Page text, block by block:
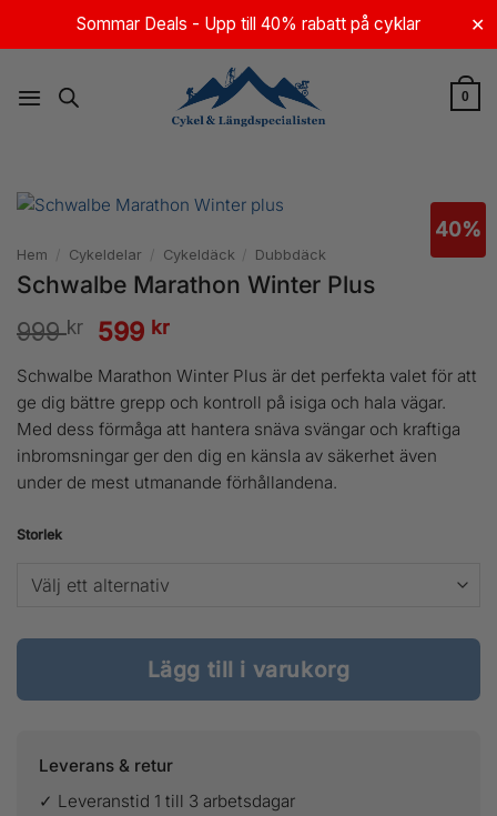
Sommar Deals - Upp till 40% rabatt på cyklar ✕
0
40%
Hem / Cykeldelar / Cykeldäck / Dubbdäck
Schwalbe Marathon Winter Plus
999kr
Det
ursprungliga
priset
var:
999 kr.
599 krDet
nuvarande
priset
är:
599 kr.
Schwalbe Marathon Winter Plus är det perfekta valet för att
ge dig bättre grepp och kontroll på isiga och hala vägar.
Med dess förmåga att hantera snäva svängar och kraftiga
inbromsningar ger den dig en känsla av säkerhet även
under de mest utmanande förhållandena.
Storlek
Lägg till i varukorg
Leverans & retur
✓ Leveranstid 1 till 3 arbetsdagar